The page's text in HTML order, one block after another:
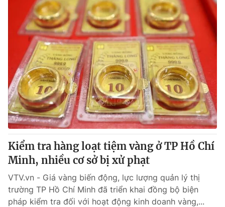
Kiểm tra hàng loạt tiệm vàng ở TP Hồ Chí
Minh, nhiều cơ sở bị xử phạt
VTV.vn - Giá vàng biến động, lực lượng quản lý thị
trường TP Hồ Chí Minh đã triển khai đồng bộ biện
pháp kiểm tra đối với hoạt động kinh doanh vàng,...